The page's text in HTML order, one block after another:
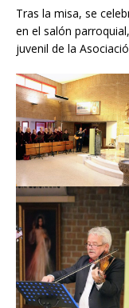
Tras la misa, se
en el salón
juvenil de la